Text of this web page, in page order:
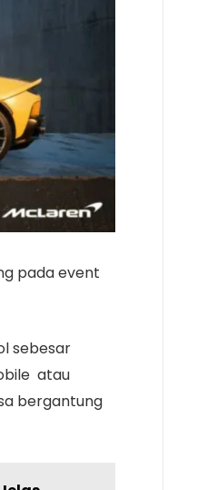
pada event
sebesar
atau
bergantung